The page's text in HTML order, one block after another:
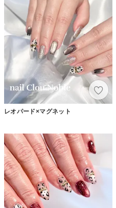
レオパード×マグネット